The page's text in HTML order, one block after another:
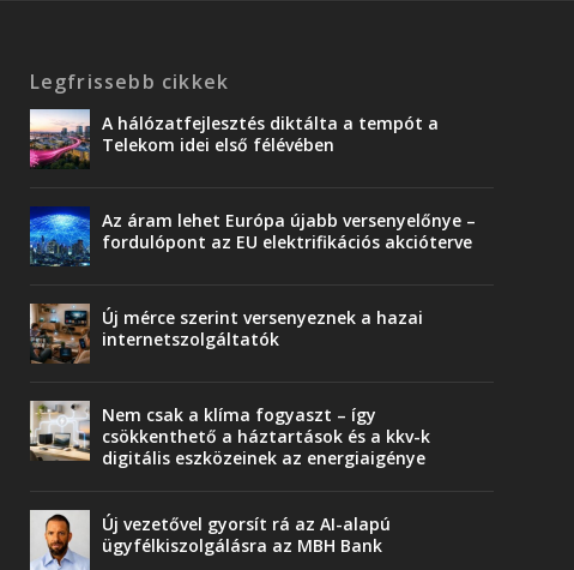
Legfrissebb cikkek
A hálózatfejlesztés diktálta a tempót a
Telekom idei első félévében
Az áram lehet Európa újabb versenyelőnye –
fordulópont az EU elektrifikációs akcióterve
Új mérce szerint versenyeznek a hazai
internetszolgáltatók
Nem csak a klíma fogyaszt – így
csökkenthető a háztartások és a kkv-k
digitális eszközeinek az energiaigénye
Új vezetővel gyorsít rá az AI-alapú
ügyfélkiszolgálásra az MBH Bank